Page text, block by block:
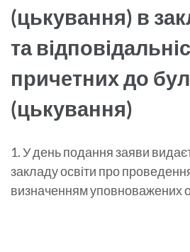
(цькування) в
та
причетних до
(цькування)
1. У день подання заяви
закладу освіти про
визначенням уповноважених